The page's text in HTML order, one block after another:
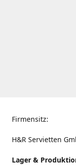
Firmensitz:
H&R Servietten
Lager &